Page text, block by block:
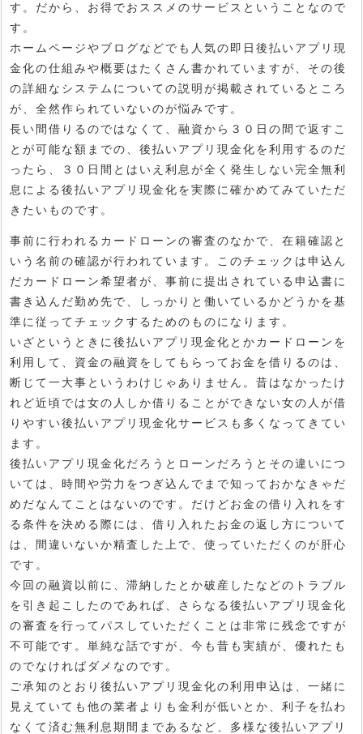
す。だから、お得でおススメのサービスということなので
す。
ホームページやブログなどでも人気の即日後払いアプリ現
金化の仕組みや概要はたくさん書かれていますが、その後
の詳細なシステムについての説明が掲載されているところ
が、全然作られていないのが悩みです。
長い間借りるのではなくて、融資から３０日の間で返すこ
とが可能な額までの、後払いアプリ現金化を利用するのだ
ったら、３０日間とはいえ利息が全く発生しない完全無利
息による後払いアプリ現金化を実際に確かめてみていただ
きたいものです。
事前に行われるカードローンの審査のなかで、在籍確認と
いう名前の確認が行われています。このチェックは申込ん
だカードローン希望者が、事前に提出されている申込書に
書き込んだ勤め先で、しっかりと働いているかどうかを基
準に従ってチェックするためのものになります。
いざというときに後払いアプリ現金化とかカードローンを
利用して、資金の融資をしてもらってお金を借りるのは、
断じて一大事というわけじゃありません。昔はなかったけ
れど近頃では女の人しか借りることができない女の人が借
りやすい後払いアプリ現金化サービスも多くなってきてい
ます。
後払いアプリ現金化だろうとローンだろうとその違いにつ
いては、時間や労力をつぎ込んでまで知っておかなきゃだ
めだなんてことはないのです。だけどお金の借り入れをす
る条件を決める際には、借り入れたお金の返し方について
は、間違いないか精査した上で、使っていただくのが肝心
です。
今回の融資以前に、滞納したとか破産したなどのトラブル
を引き起こしたのであれば、さらなる後払いアプリ現金化
の審査を行ってパスしていただくことは非常に残念ですが
不可能です。単純な話ですが、今も昔も実績が、優れたも
のでなければダメなのです。
ご承知のとおり後払いアプリ現金化の利用申込は、一緒に
見えていても他の業者よりも金利が低いとか、利子を払わ
なくて済む無利息期間まであるなど、多様な後払いアプリ